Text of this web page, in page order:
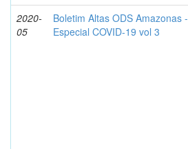
2020-
05
Boletim Altas ODS Amazonas -
Especial COVID-19 vol 3